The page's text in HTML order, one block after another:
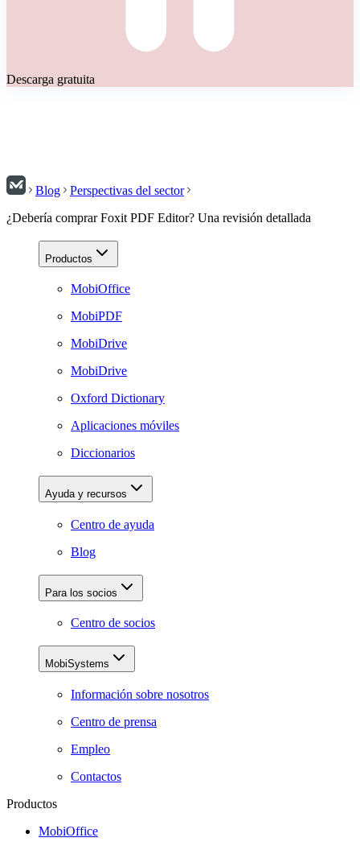
Descarga gratuita
Blog
Perspectivas del sector
¿Debería comprar Foxit PDF Editor? Una revisión detallada
Productos
MobiOffice
MobiPDF
MobiDrive
MobiDrive
Oxford Dictionary
Aplicaciones móviles
Diccionarios
Ayuda y recursos
Centro de ayuda
Blog
Para los socios
Centro de socios
MobiSystems
Información sobre nosotros
Centro de prensa
Empleo
Contactos
Productos
MobiOffice